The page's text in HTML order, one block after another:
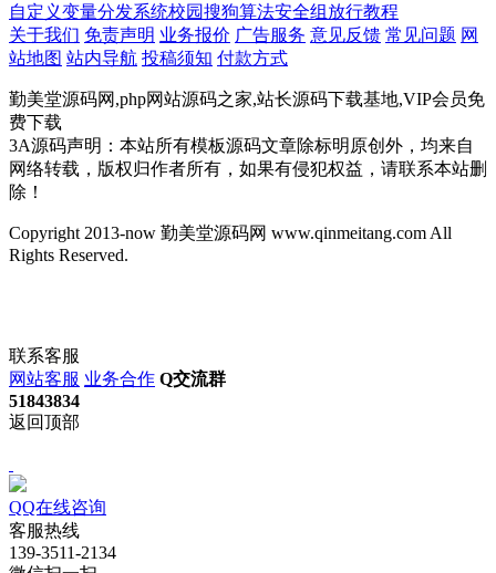
自定义变量分发系统校园搜狗算法安全组放行教程
关于我们 免责声明 业务报价 广告服务 意见反馈 常见问题 网
站地图 站内导航 投稿须知 付款方式
勤美堂源码网,php网站源码之家,站长源码下载基地,VIP会员免
费下载
3A源码声明：本站所有模板源码文章除标明原创外，均来自
网络转载，版权归作者所有，如果有侵犯权益，请联系本站删
除！
Copyright 2013-now 勤美堂源码网 www.qinmeitang.com All
Rights Reserved.
联系客服
网站客服 业务合作 Q交流群
51843834
返回顶部
QQ在线咨询
客服热线
139-3511-2134